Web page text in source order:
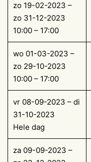
zo 19-02-2023 –
zo 31-12-2023
10:00 – 17:00
wo 01-03-2023 –
zo 29-10-2023
10:00 – 17:00
vr 08-09-2023 – di
31-10-2023
Hele dag
za 09-09-2023 –